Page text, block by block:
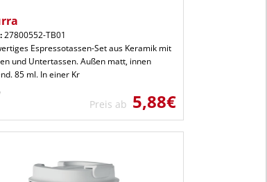
27800552-TB01
Espressotassen-Set aus Keramik mit
und Untertassen. Außen matt, innen
85 ml. In einer Kr
Preis ab 5,88€